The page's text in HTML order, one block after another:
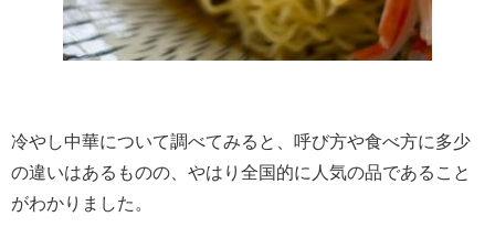
冷やし中華について調べてみると、呼び方や食べ方に多少
の違いはあるものの、やはり全国的に人気の品であること
がわかりました。